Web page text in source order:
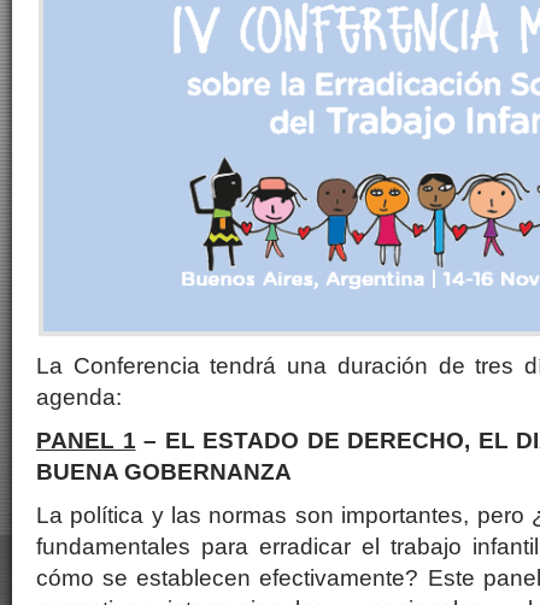
La Conferencia tendrá una duración de tres
agenda:
PANEL 1 – EL ESTADO DE DERECHO, EL
BUENA GOBERNANZA
La política y las normas son importantes, pero
fundamentales para erradicar el trabajo
cómo se establecen efectivamente? Este